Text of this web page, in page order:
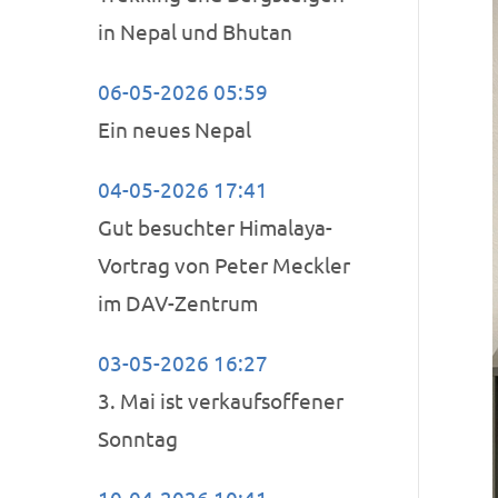
in Nepal und Bhutan
06-05-2026 05:59
Ein neues Nepal
04-05-2026 17:41
Gut besuchter Himalaya-
Vortrag von Peter Meckler
im DAV-Zentrum
03-05-2026 16:27
3. Mai ist verkaufsoffener
Sonntag